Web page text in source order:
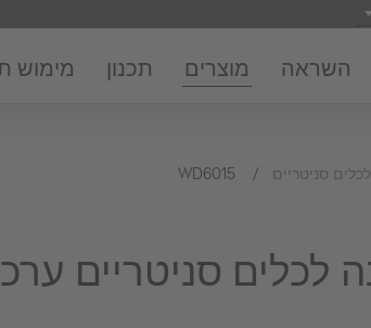
השראה מוצרים תכנון מימוש
סניטריים
לכלים סניטריים